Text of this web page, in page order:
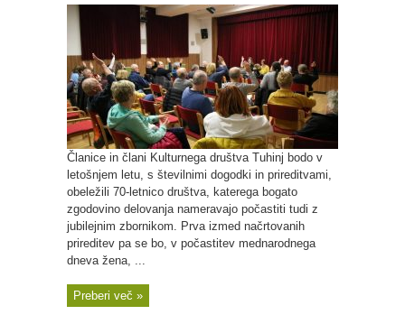
Članice in člani Kulturnega društva Tuhinj bodo v
letošnjem letu, s številnimi dogodki in prireditvami,
obeležili 70-letnico društva, katerega bogato
zgodovino delovanja nameravajo počastiti tudi z
jubilejnim zbornikom. Prva izmed načrtovanih
prireditev pa se bo, v počastitev mednarodnega
dneva žena, ...
Preberi več »